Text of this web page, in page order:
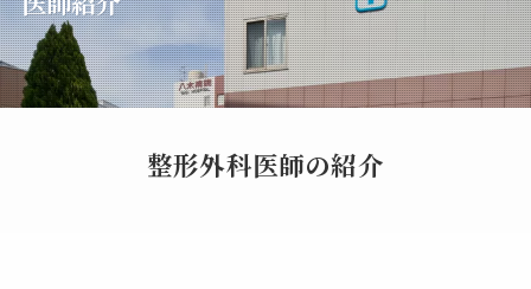
整形外科医師の紹介